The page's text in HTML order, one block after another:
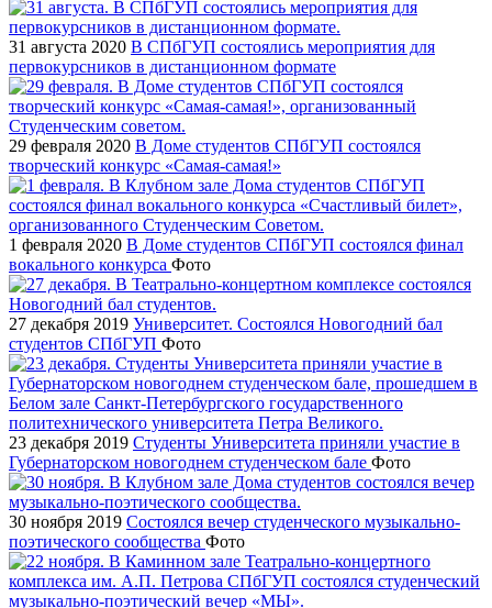
31 августа 2020 В СПбГУП состоялись мероприятия для
первокурсников в дистанционном формате
29 февраля 2020 В Доме студентов СПбГУП состоялся
творческий конкурс «Самая-самая!»
1 февраля 2020 В Доме студентов СПбГУП состоялся финал
вокального конкурса Фото
27 декабря 2019 Университет. Состоялся Новогодний бал
студентов СПбГУП Фото
23 декабря 2019 Студенты Университета приняли участие в
Губернаторском новогоднем студенческом бале Фото
30 ноября 2019 Состоялся вечер студенческого музыкально-
поэтического сообщества Фото